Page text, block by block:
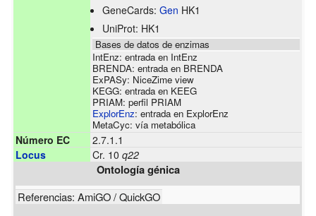
GeneCards:Gen HK1
UniProt: HK1
Bases de datos de enzimas
IntEnz:entrada en IntEnz
BRENDA:entrada en BRENDA
ExPASy: NiceZime view
KEGG:entrada en KEEG
PRIAM:perfil PRIAM
ExplorEnz:entrada en ExplorEnz
MetaCyc:vía metabólica
Número EC
2.7.1.1
Locus
Cr. 10q22
Ontología génica
Referencias:AmiGO/QuickGO